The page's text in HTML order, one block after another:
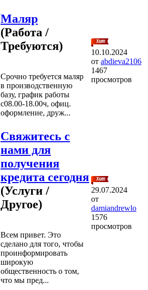
Маляр
(Работа /
Требуются)
Срочно требуется маляр
в производственную
базу, график работы
с08.00-18.00ч, офиц.
оформление, друж...
10.10.2024
от abdieva2106
1467
просмотров
Свяжитесь с
нами для
получения
кредита сегодня
(Услуги /
Другое)
Всем привет. Это
сделано для того, чтобы
проинформировать
широкую
общественность о том,
что мы пред...
29.07.2024
от
damiandrewlo
1576
просмотров